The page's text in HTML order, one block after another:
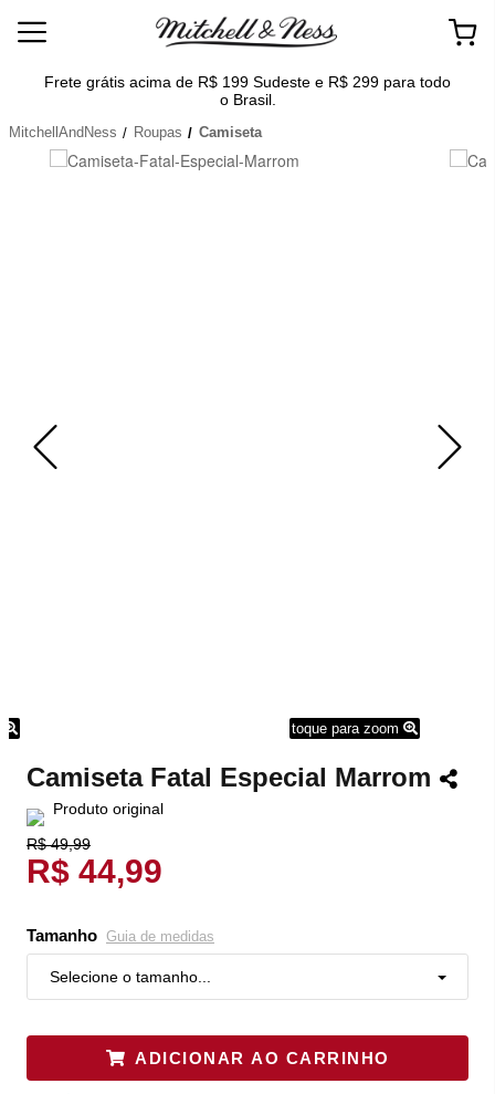
Frete grátis acima de R$ 199 Sudeste e R$ 299 para todo
o Brasil.
MitchellAndNess Roupas Camiseta
toque para zoom
Camiseta Fatal Especial Marrom
Produto original
R$ 49,99
R$ 44,99
Tamanho Guia de medidas
Selecione o tamanho...
ADICIONAR AO CARRINHO